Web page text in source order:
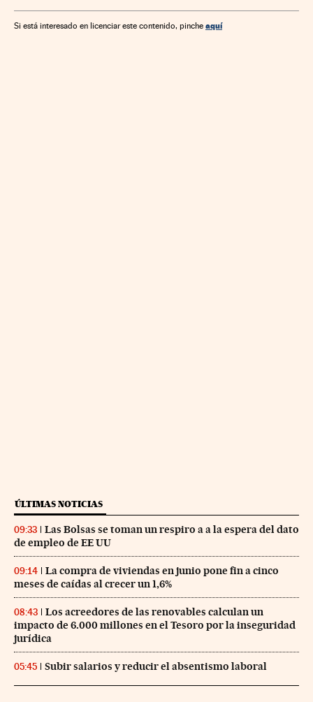
Si está interesado en licenciar este contenido, pinche aquí
ÚLTIMAS NOTICIAS
09:33
Las Bolsas se toman un respiro a a la espera del dato
de empleo de EE UU
09:14
La compra de viviendas en junio pone fin a cinco
meses de caídas al crecer un 1,6%
08:43
Los acreedores de las renovables calculan un
impacto de 6.000 millones en el Tesoro por la inseguridad
jurídica
05:45 Subir salarios y reducir el absentismo laboral